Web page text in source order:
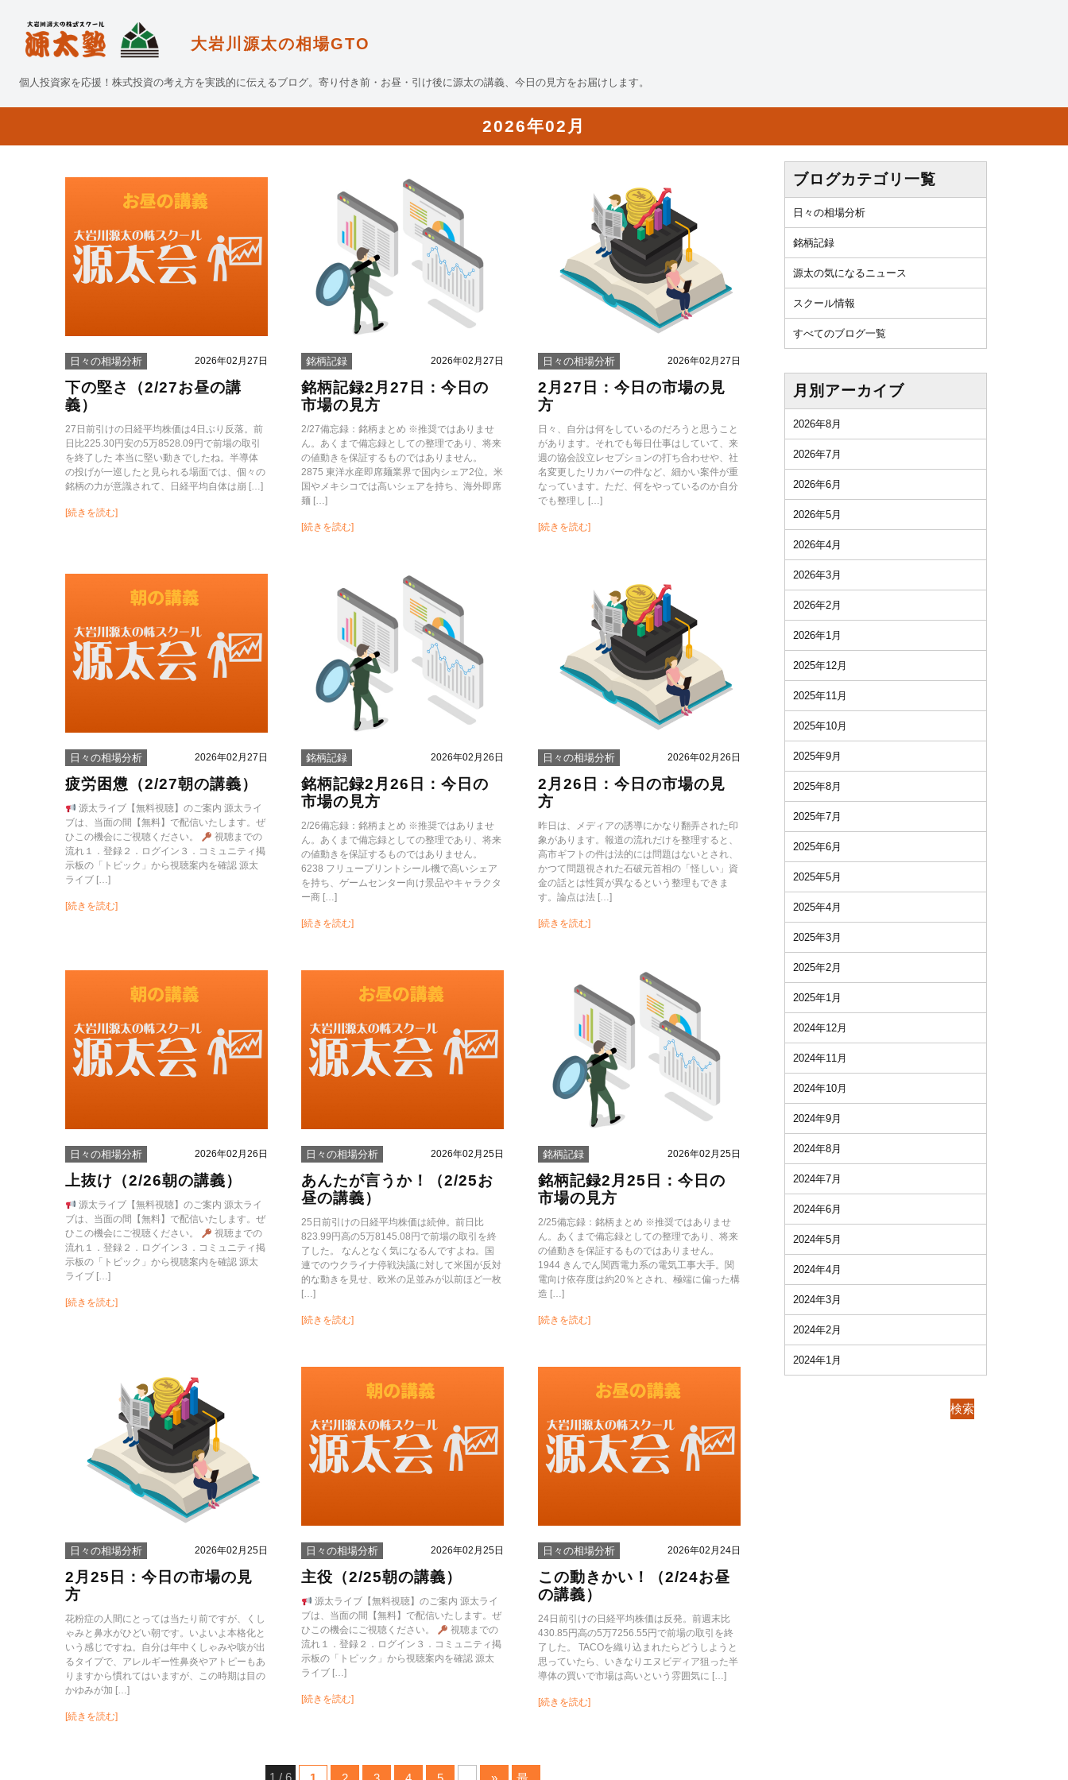
大岩川源太の相場GTO
個人投資家を応援！株式投資の考え方を実践的に伝えるブログ。寄り付き前・お昼・引け後に源太の講義、今日の見方をお届けします。
2026年02月
日々の相場分析 2026年02月27日
下の堅さ（2/27お昼の講
義）
27日前引けの日経平均株価は4日ぶり反落。前
日比225.30円安の5万8528.09円で前場の取引
を終了した 本当に堅い動きでしたね。半導体
の投げが一巡したと見られる場面では、個々の
銘柄の力が意識されて、日経平均自体は崩 […]
[続きを読む]
銘柄記録 2026年02月27日
銘柄記録2月27日：今日の
市場の見方
2/27備忘録：銘柄まとめ ※推奨ではありませ
ん。あくまで備忘録としての整理であり、将来
の値動きを保証するものではありません。
2875 東洋水産即席麺業界で国内シェア2位。米
国やメキシコでは高いシェアを持ち、海外即席
麺 […]
[続きを読む]
日々の相場分析 2026年02月27日
2月27日：今日の市場の見
方
日々、自分は何をしているのだろうと思うこと
があります。それでも毎日仕事はしていて、来
週の協会設立レセプションの打ち合わせや、社
名変更したリカバーの件など、細かい案件が重
なっています。ただ、何をやっているのか自分
でも整理し […]
[続きを読む]
日々の相場分析 2026年02月27日
疲労困憊（2/27朝の講義）
源太ライブ【無料視聴】のご案内 源太ライ
ブは、当面の間【無料】で配信いたします。ぜ
ひこの機会にご視聴ください。
視聴までの
流れ１．登録２．ログイン３．コミュニティ掲
示板の「トピック」から視聴案内を確認 源太
ライブ […]
[続きを読む]
銘柄記録 2026年02月26日
銘柄記録2月26日：今日の
市場の見方
2/26備忘録：銘柄まとめ ※推奨ではありませ
ん。あくまで備忘録としての整理であり、将来
の値動きを保証するものではありません。
6238 フリュープリントシール機で高いシェア
を持ち、ゲームセンター向け景品やキャラクタ
ー商 […]
[続きを読む]
日々の相場分析 2026年02月26日
2月26日：今日の市場の見
方
昨日は、メディアの誘導にかなり翻弄された印
象があります。報道の流れだけを整理すると、
高市ギフトの件は法的には問題はないとされ、
かつて問題視された石破元首相の「怪しい」資
金の話とは性質が異なるという整理もできま
す。論点は法 […]
[続きを読む]
日々の相場分析 2026年02月26日
上抜け（2/26朝の講義）
源太ライブ【無料視聴】のご案内 源太ライ
ブは、当面の間【無料】で配信いたします。ぜ
ひこの機会にご視聴ください。
視聴までの
流れ１．登録２．ログイン３．コミュニティ掲
示板の「トピック」から視聴案内を確認 源太
ライブ […]
[続きを読む]
日々の相場分析 2026年02月25日
あんたが言うか！（2/25お
昼の講義）
25日前引けの日経平均株価は続伸。前日比
823.99円高の5万8145.08円で前場の取引を終
了した。 なんとなく気になるんですよね。国
連でのウクライナ停戦決議に対して米国が反対
的な動きを見せ、欧米の足並みが以前ほど一枚
[…]
[続きを読む]
銘柄記録 2026年02月25日
銘柄記録2月25日：今日の
市場の見方
2/25備忘録：銘柄まとめ ※推奨ではありませ
ん。あくまで備忘録としての整理であり、将来
の値動きを保証するものではありません。
1944 きんでん関西電力系の電気工事大手。関
電向け依存度は約20％とされ、極端に偏った構
造 […]
[続きを読む]
日々の相場分析 2026年02月25日
2月25日：今日の市場の見
方
花粉症の人間にとっては当たり前ですが、くし
ゃみと鼻水がひどい朝です。いよいよ本格化と
いう感じですね。自分は年中くしゃみや咳が出
るタイプで、アレルギー性鼻炎やアトピーもあ
りますから慣れてはいますが、この時期は目の
かゆみが加 […]
[続きを読む]
日々の相場分析 2026年02月25日
主役（2/25朝の講義）
源太ライブ【無料視聴】のご案内 源太ライ
ブは、当面の間【無料】で配信いたします。ぜ
ひこの機会にご視聴ください。
視聴までの
流れ１．登録２．ログイン３．コミュニティ掲
示板の「トピック」から視聴案内を確認 源太
ライブ […]
[続きを読む]
日々の相場分析 2026年02月24日
この動きかい！（2/24お昼
の講義）
24日前引けの日経平均株価は反発。前週末比
430.85円高の5万7256.55円で前場の取引を終
了した。 TACOを織り込まれたらどうしようと
思っていたら、いきなりエヌビディア狙った半
導体の買いで市場は高いという雰囲気に […]
[続きを読む]
ブログカテゴリ一覧
日々の相場分析
銘柄記録
源太の気になるニュース
スクール情報
すべてのブログ一覧
月別アーカイブ
2026年8月
2026年7月
2026年6月
2026年5月
2026年4月
2026年3月
2026年2月
2026年1月
2025年12月
2025年11月
2025年10月
2025年9月
2025年8月
2025年7月
2025年6月
2025年5月
2025年4月
2025年3月
2025年2月
2025年1月
2024年12月
2024年11月
2024年10月
2024年9月
2024年8月
2024年7月
2024年6月
2024年5月
2024年4月
2024年3月
2024年2月
2024年1月
検索